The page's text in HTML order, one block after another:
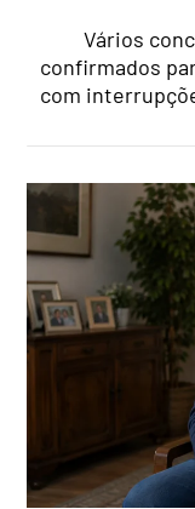
Vários
confirmados
com